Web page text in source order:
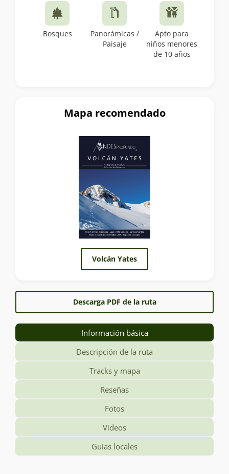
Bosques
Panorámicas /
Paisaje
Apto para
niños menores
de 10 años
Mapa recomendado
Volcán Yates
Descarga PDF de la ruta
Información básica
Descripción de la ruta
Tracks y mapa
Reseñas
Fotos
Videos
Guías locales